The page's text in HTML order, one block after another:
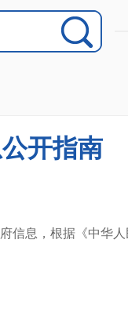
开指南
息，根据《中华人